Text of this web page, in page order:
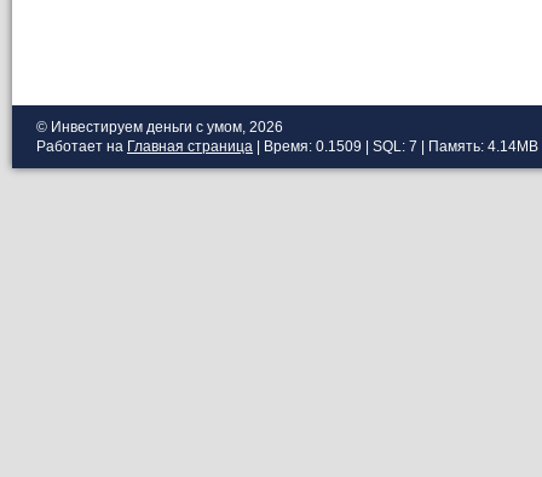
© Инвестируем деньги с умом, 2026
Работает на Главная страница | Время: 0.1509 | SQL: 7 | Память: 4.14MB